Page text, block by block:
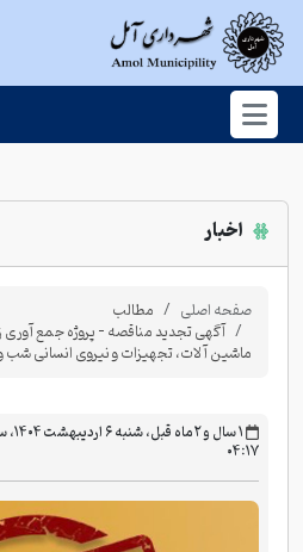
اخبار
صفحه اصلی مطالب
آگهی تجدید مناقصه - پروژه جمع آوری
ماشین آلات، تجهیزات و نیروی انسانی
‫۱ سال و ۲
۰۴:۱۷